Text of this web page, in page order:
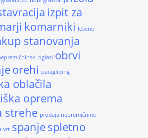
izpit za
komarniki lesene
stanovanja
oglasi obrvi
orehi paragliding
oblačila
oprema
strehe prodaja nepremičnine
vrt spanjespletno